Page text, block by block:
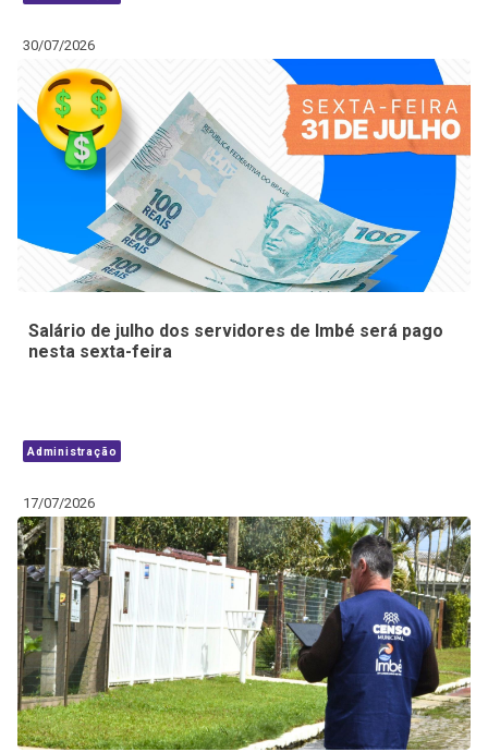
30/07/2026
Salário de julho dos servidores de Imbé será pago
nesta sexta-feira
Administração
17/07/2026